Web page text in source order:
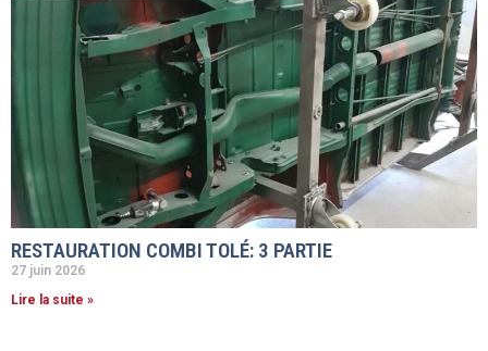
RESTAURATION COMBI TOLÉ: 3 PARTIE
27 juin 2026
Lire la suite »